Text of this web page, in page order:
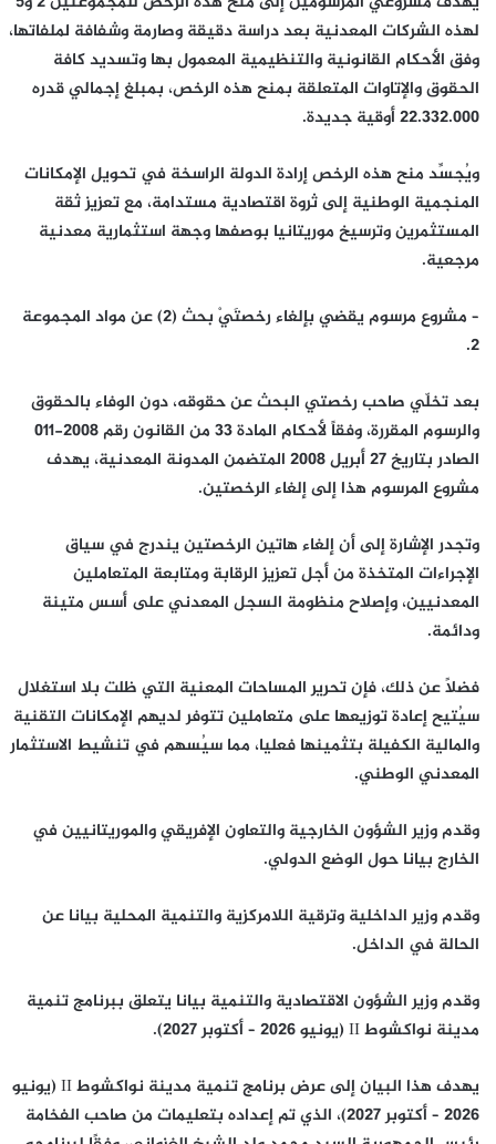
لهذه الشركات المعدنية بعد دراسة دقيقة وصارمة وشفافة لملفاتها،
وفق الأحكام القانونية والتنظيمية المعمول بها وتسديد كافة
الحقوق والإتاوات المتعلقة بمنح هذه الرخص، بمبلغ إجمالي قدره
22.332.000 أوقية جديدة.
ويُجسِّد منح هذه الرخص إرادة الدولة الراسخة في تحويل الإمكانات
المنجمية الوطنية إلى ثروة اقتصادية مستدامة، مع تعزيز ثقة
المستثمرين وترسيخ موريتانيا بوصفها وجهة استثمارية معدنية
مرجعية.
– مشروع مرسوم يقضي بإلغاء رخصتَيْ بحث (2) عن مواد المجموعة
2.
بعد تخلّي صاحب رخصتي البحث عن حقوقه، دون الوفاء بالحقوق
والرسوم المقررة، وفقاً لأحكام المادة 33 من القانون رقم 2008-011
الصادر بتاريخ 27 أبريل 2008 المتضمن المدونة المعدنية، يهدف
مشروع المرسوم هذا إلى إلغاء الرخصتين.
وتجدر الإشارة إلى أن إلغاء هاتين الرخصتين يندرج في سياق
الإجراءات المتخذة من أجل تعزيز الرقابة ومتابعة المتعاملين
المعدنيين، وإصلاح منظومة السجل المعدني على أسس متينة
ودائمة.
فضلاً عن ذلك، فإن تحرير المساحات المعنية التي ظلت بلا استغلال
سيُتيح إعادة توزيعها على متعاملين تتوفر لديهم الإمكانات التقنية
والمالية الكفيلة بتثمينها فعليا، مما سيُسهم في تنشيط الاستثمار
المعدني الوطني.
وقدم وزير الشؤون الخارجية والتعاون الإفريقي والموريتانيين في
الخارج بيانا حول الوضع الدولي.
وقدم وزير الداخلية وترقية اللامركزية والتنمية المحلية بيانا عن
الحالة في الداخل.
وقدم وزير الشؤون الاقتصادية والتنمية بيانا يتعلق ببرنامج تنمية
مدينة نواكشوط II (يونيو 2026 – أكتوبر 2027).
يهدف هذا البيان إلى عرض برنامج تنمية مدينة نواكشوط II (يونيو
2026 – أكتوبر 2027)، الذي تم إعداده بتعليمات من صاحب الفخامة